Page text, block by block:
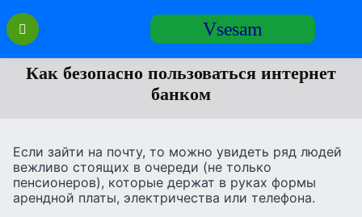
Перейти
содержанию
Vsesam
Как безопасно пользоваться интернет
банком
Если зайти на почту, то можно увидеть ряд людей
вежливо стоящих в очереди (не только
пенсионеров), которые держат в руках формы
арендной платы, электричества или телефона.